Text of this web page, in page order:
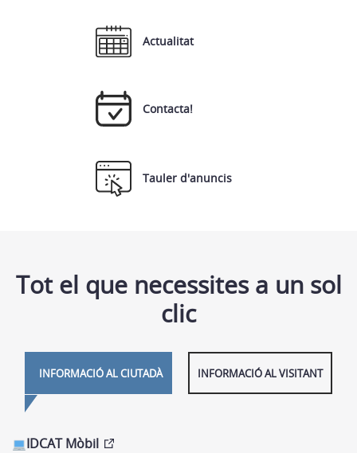
Actualitat
Contacta!
Tauler d'anuncis
Tot el que necessites a un sol
clic
INFORMACIÓ AL CIUTADÀ INFORMACIÓ AL VISITANT
IDCAT Mòbil